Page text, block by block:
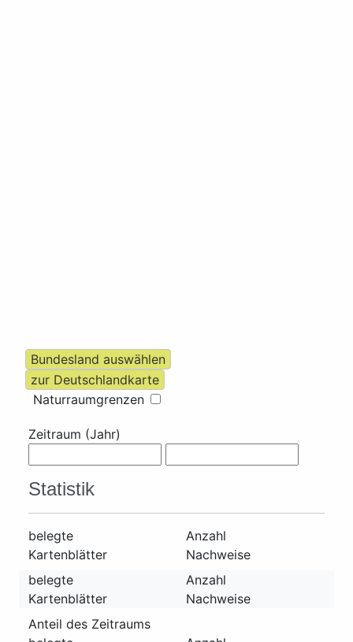
Naturraumgrenzen
Zeitraum (Jahr)
Statistik
belegte
Kartenblätter
Anzahl
Nachweise
belegte
Kartenblätter
Anzahl
Nachweise
Anteil des Zeitraums